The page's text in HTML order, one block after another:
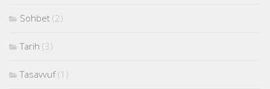
Sohbet (2)
Tarih (3)
Tasavvuf(1)